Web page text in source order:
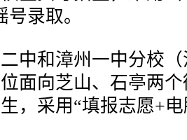
录取。
和漳州一中分校（
面向芝山、石亭两
，采用“填报志愿+